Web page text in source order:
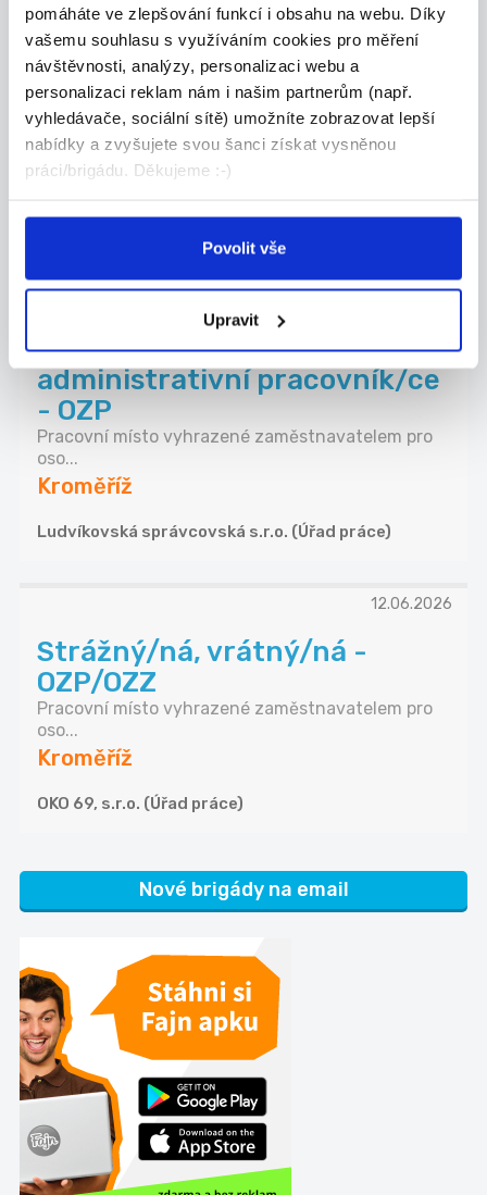
pomáháte ve zlepšování funkcí i obsahu na webu. Díky
vašemu souhlasu s využíváním cookies pro měření
návštěvnosti, analýzy, personalizaci webu a
personalizaci reklam nám i našim partnerům (např.
vyhledávače, sociální sítě) umožníte zobrazovat lepší
nabídky a zvyšujete svou šanci získat vysněnou
práci/brigádu. Děkujeme :-)
Povolit vše
Upravit
Mateřská škola Míškovice, okres Kroměříž (Úřad
práce)
14.06.2026
Řidiči autobusů
Kroměříž
Z-Group bus a.s. (Úřad práce)
administrativní pracovník/ce
- OZP
Pracovní místo vyhrazené zaměstnavatelem pro
oso...
Kroměříž
Ludvíkovská správcovská s.r.o. (Úřad práce)
12.06.2026
Strážný/ná, vrátný/ná -
OZP/OZZ
Pracovní místo vyhrazené zaměstnavatelem pro
oso...
Kroměříž
OKO 69, s.r.o. (Úřad práce)
Nové brigády na email